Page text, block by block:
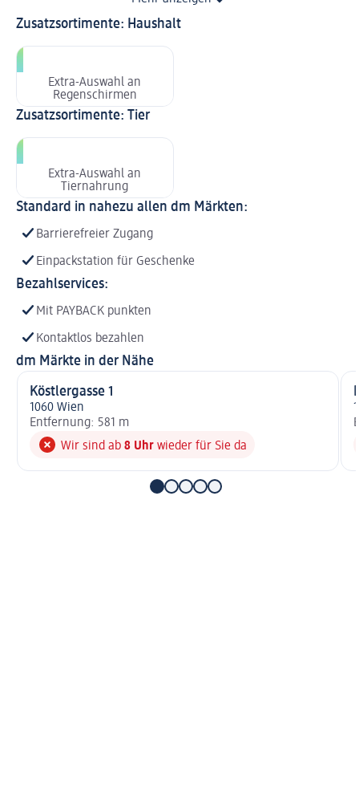
Zusatzsortimente: Haushalt
Extra-Auswahl an
Regenschirmen
Zusatzsortimente: Tier
Extra-Auswahl an
Tiernahrung
Standard in nahezu allen dm Märkten:
Barrierefreier Zugang
Einpackstation für Geschenke
Bezahlservices:
Mit PAYBACK punkten
Kontaktlos bezahlen
dm Märkte in der Nähe
Köstlergasse 1
1060 Wien
Entfernung: 581 m
Wir sind ab 8 Uhr wieder für Sie da